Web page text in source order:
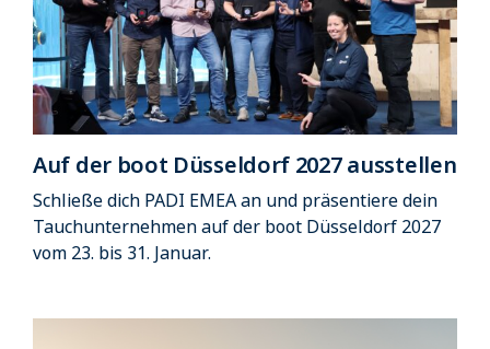
Auf der boot Düsseldorf 2027 ausstellen
Schließe dich PADI EMEA an und präsentiere dein
Tauchunternehmen auf der boot Düsseldorf 2027
vom 23. bis 31. Januar.